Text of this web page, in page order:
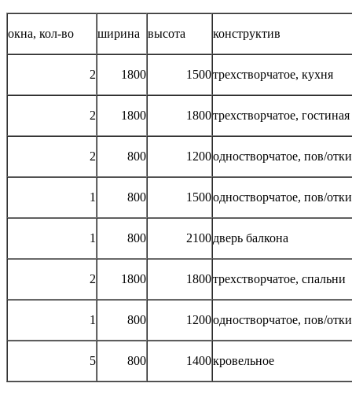
окна, кол-во ширина высота конструктив
2 1800 1500трехстворчатое, кухня
2 1800 1800трехстворчатое, гостиная
2 800 1200одностворчатое, пов/
1 800 1500одностворчатое, пов/
1 800 2100дверь балкона
2 1800 1800трехстворчатое, спальни
1 800 1200одностворчатое, пов/
5 800 1400кровельное